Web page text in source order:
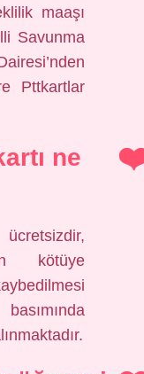
maaşı
Savunma
Pttkartlar
ne
kötüye